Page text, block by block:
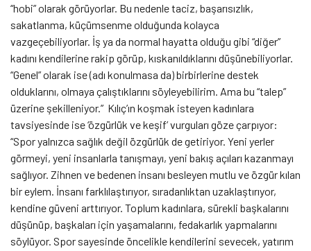
“hobi” olarak görüyorlar. Bu nedenle taciz, başarısızlık,
sakatlanma, küçümsenme olduğunda kolayca
vazgeçebiliyorlar. İş ya da normal hayatta olduğu gibi “diğer”
kadını kendilerine rakip görüp, kıskanıldıklarını düşünebiliyorlar.
“Genel” olarak ise (adı konulmasa da) birbirlerine destek
olduklarını, olmaya çalıştıklarını söyleyebilirim. Ama bu “talep”
üzerine şekilleniyor.” Kılıç’ın koşmak isteyen kadınlara
tavsiyesinde ise ‘özgürlük ve keşif’ vurguları göze çarpıyor:
“Spor yalnızca sağlık değil özgürlük de getiriyor. Yeni yerler
görmeyi, yeni insanlarla tanışmayı, yeni bakış açıları kazanmayı
sağlıyor. Zihnen ve bedenen insanı besleyen mutlu ve özgür kılan
bir eylem. İnsanı farklılaştırıyor, sıradanlıktan uzaklaştırıyor,
kendine güveni arttırıyor. Toplum kadınlara, sürekli başkalarını
düşünüp, başkaları için yaşamalarını, fedakarlık yapmalarını
söylüyor. Spor sayesinde öncelikle kendilerini sevecek, yatırım